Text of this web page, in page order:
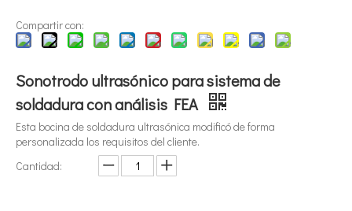
Compartir con:
Sonotrodo ultrasónico para sistema de
soldadura con análisis FEA
Esta bocina de soldadura ultrasónica modificó de forma
personalizada los requisitos del cliente.
Cantidad: